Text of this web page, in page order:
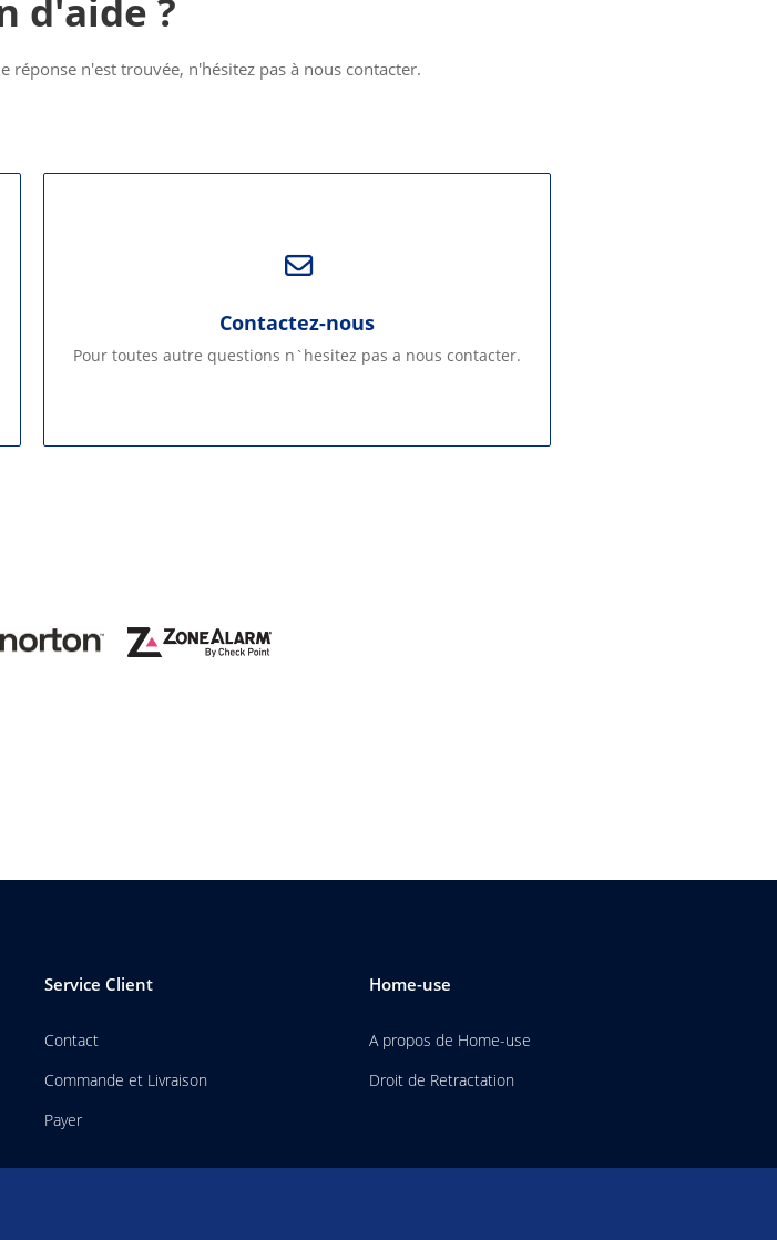
d'aide ?
réponse n'est trouvée, n'hésitez pas à nous contacter.
Contactez-nous
Pour toutes autre questions n`hesitez pas a nous contacter.
Service Client
Contact
Commande et Livraison
Payer
Home-use
A propos de Home-use
Droit de Retractation